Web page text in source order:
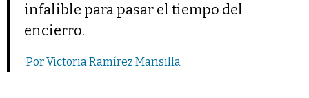
infalible para pasar el tiempo del
encierro.
Por Victoria Ramírez Mansilla